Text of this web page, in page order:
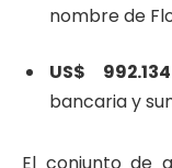
nombre de
US$ 992.134
bancaria y
El conjunto de